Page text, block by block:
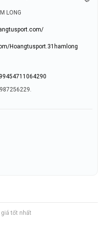
LONG
Hoangtusport.31hamlong
giá tốt nhất